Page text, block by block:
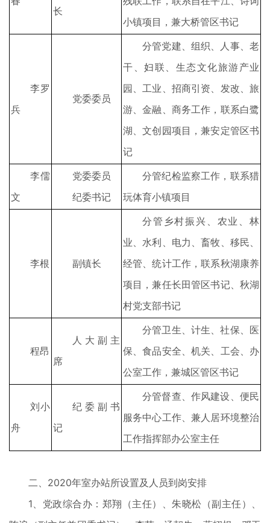
长
小镇项目，兼大桥管区书记
李罗
兵
党委委员
分管党建、组织、人事、老
干、妇联、生态文化旅游产业
园、工业、招商引资、发改、旅
游、金融、商务工作，联系白鹭
湖、文创园项目，兼安定管区书
记
李儒
文
党委委员
纪委书记
分管纪检监察工作，联系猎
玩体育小镇项目
李根 副镇长
分管乡村振兴、农业、林
业、水利、电力、畜牧、移民、
经管、统计工作，联系秋湖康养
项目，兼任长田管区书记、秋湖
村党支部书记
程昂
人大副主
席
分管卫生、计生、社保、医
保、食品安全、机关、工会、办
公室工作，兼城区管区书记
刘小
舟
纪委副书
记
分管督查、作风建设、便民
服务中心工作、兼人居环境整治
工作指挥部办公室主任
二、2020年室办站所设置及人员到岗安排
1、党政综合办：郑翔（主任）、朱晓松（副主任）、